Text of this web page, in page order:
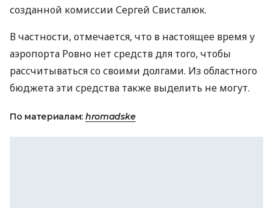
созданной комиссии Сергей Свисталюк.
В частности, отмечается, что в настоящее время у
аэропорта Ровно нет средств для того, чтобы
рассчитываться со своими долгами. Из областного
бюджета эти средства также выделить не могут.
По материалам: hromadske